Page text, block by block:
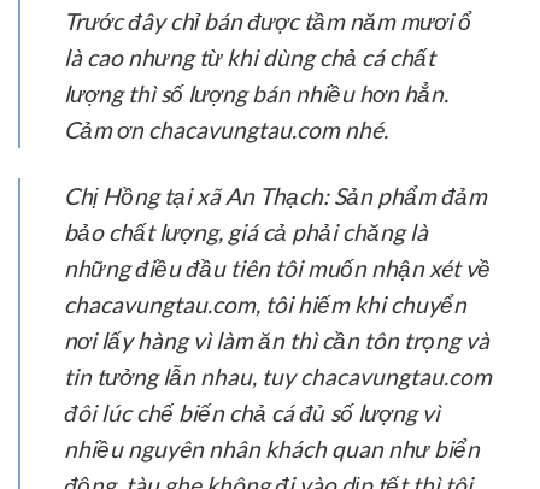
Trước đây chỉ bán được tầm năm mươi ổ
là cao nhưng từ khi dùng chả cá chất
lượng thì số lượng bán nhiều hơn hẳn.
Cảm ơn chacavungtau.com nhé.
Chị Hồng tại xã An Thạch:Sản phẩm đảm
bảo chất lượng, giá cả phải chăng là
những điều đầu tiên tôi muốn nhận xét về
chacavungtau.com, tôi hiếm khi chuyển
nơi lấy hàng vì làm ăn thì cần tôn trọng và
tin tưởng lẫn nhau, tuy chacavungtau.com
đôi lúc chế biến chả cá đủ số lượng vì
nhiều nguyên nhân khách quan như biển